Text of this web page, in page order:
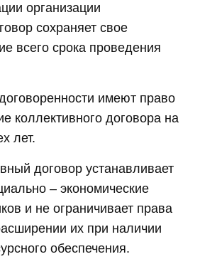
организации
сохраняет свое
всего срока проведения
имеют право
коллективного договора на
лет.
договор устанавливает
– экономические
и не ограничивает права
их при наличии
обеспечения.